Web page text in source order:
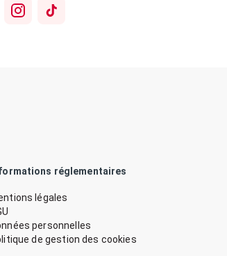
réglementaires
légales
personnelles
de gestion des cookies